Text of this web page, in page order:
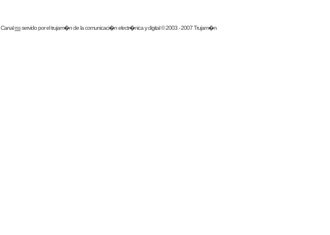
Canalrssservido por eltrujam�nde la comunicaci�n electr�nica y digital © 2003 - 2007 Trujam�n